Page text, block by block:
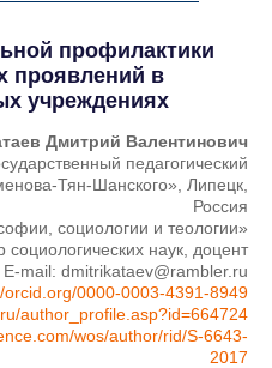
профилактики
проявлений в
учреждениях
Дмитрий Валентинович
педагогический
Тян-Шанского», Липецк,
Россия
социологии и теологии»
социологических наук, доцент
E-mail: dmitrikataev@rambler.ru
orcid.org/0000-0003-4391-8949
author_profile.asp?id=664724
wos/author/rid/S-6643-
2017